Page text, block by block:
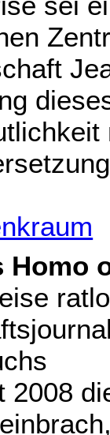
Homo
2008